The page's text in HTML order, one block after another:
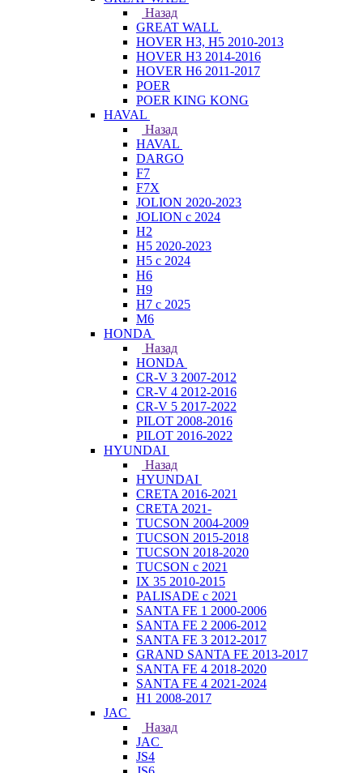
Назад
GREAT WALL
HOVER H3, H5 2010-2013
HOVER H3 2014-2016
HOVER H6 2011-2017
POER
POER KING KONG
HAVAL
Назад
HAVAL
DARGO
F7
F7X
JOLION 2020-2023
JOLION с 2024
H2
H5 2020-2023
H5 с 2024
H6
H9
H7 с 2025
M6
HONDA
Назад
HONDA
CR-V 3 2007-2012
CR-V 4 2012-2016
CR-V 5 2017-2022
PILOT 2008-2016
PILOT 2016-2022
HYUNDAI
Назад
HYUNDAI
CRETA 2016-2021
CRETA 2021-
TUCSON 2004-2009
TUCSON 2015-2018
TUCSON 2018-2020
TUCSON с 2021
IX 35 2010-2015
PALISADE с 2021
SANTA FE 1 2000-2006
SANTA FE 2 2006-2012
SANTA FE 3 2012-2017
GRAND SANTA FE 2013-2017
SANTA FE 4 2018-2020
SANTA FE 4 2021-2024
H1 2008-2017
JAC
Назад
JAC
JS4